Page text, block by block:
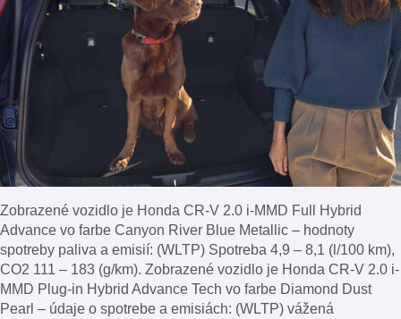
Zobrazené vozidlo je Honda CR-V 2.0 i-MMD Full Hybrid
Advance vo farbe Canyon River Blue Metallic – hodnoty
spotreby paliva a emisií: (WLTP) Spotreba 4,9 – 8,1 (l/100 km),
CO2 111 – 183 (g/km). Zobrazené vozidlo je Honda CR-V 2.0 i-
MMD Plug-in Hybrid Advance Tech vo farbe Diamond Dust
Pearl – údaje o spotrebe a emisiách: (WLTP) vážená